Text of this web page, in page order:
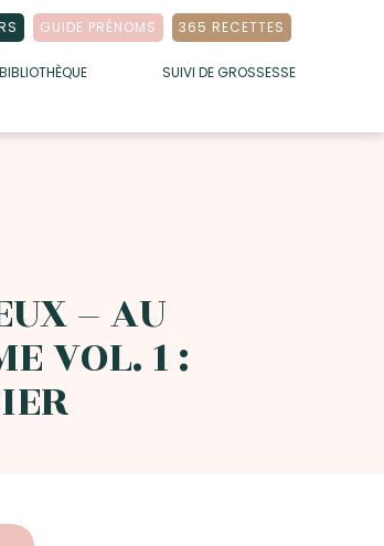
GUIDE PRÉNOMS 365 RECETTES
BIBLIOTHÈQUE SUIVI DE GROSSESSE
– AU
VOL. 1 :